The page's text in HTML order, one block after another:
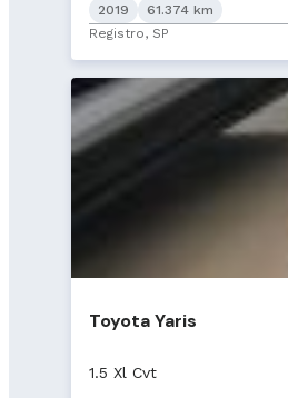
2019
61.374 km
Registro, SP
Toyota Yaris
1.5 Xl Cvt